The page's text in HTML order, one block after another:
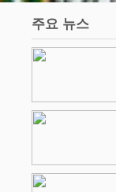
주요 뉴스